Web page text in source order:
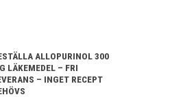
ALLOPURINOL 300
LÄKEMEDEL – FRI
– INGET RECEPT